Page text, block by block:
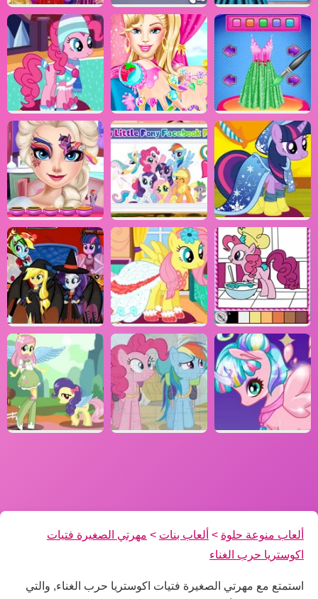
ألعاب منوعة حلوة > ألعاب بنات > مهرتي الصغيرة فتيات
اكوستريا حرب الغناء
استمتع مع مهرتي الصغيرة فتيات اكوستريا حرب الغناء, والتي